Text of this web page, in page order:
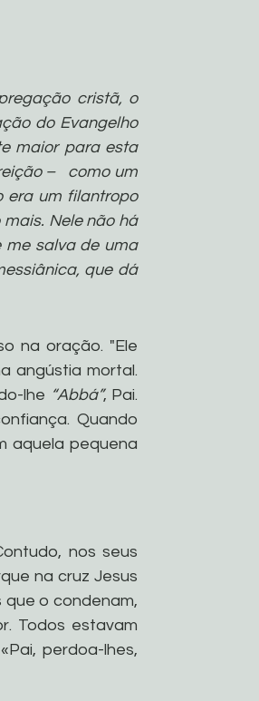
cristã, o
do Evangelho
maior para esta
–   como um
era um filantropo
Nele não há
me salva de uma
que dá
na oração. "Ele
angústia mortal.
lhe “Abbá”, Pai.
Quando
aquela pequena
nos seus
na cruz Jesus
o condenam,
Todos estavam
perdoa-lhes,